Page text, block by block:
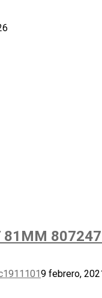
81MM
9 febrero,